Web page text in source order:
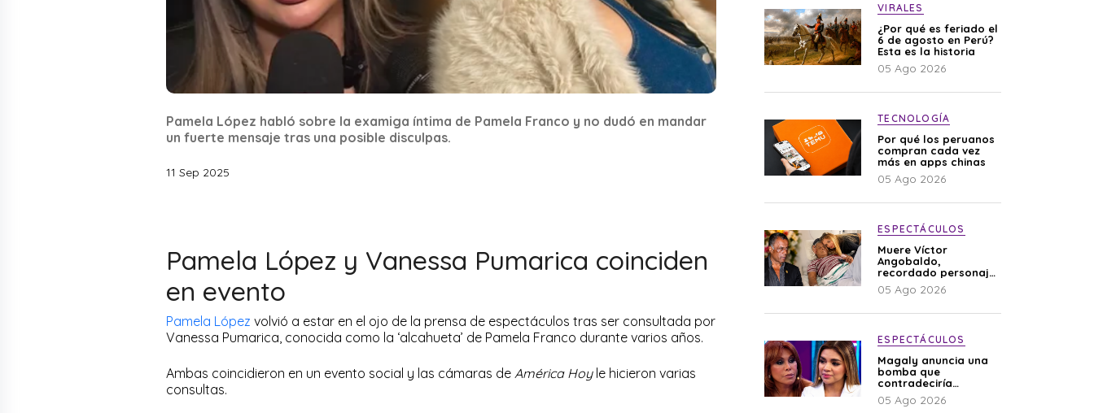
Pamela López habló sobre la examiga íntima de Pamela Franco y no dudó en mandar
un fuerte mensaje tras una posible disculpas.
11 Sep 2025
Pamela López y Vanessa Pumarica coinciden
en evento
Pamela López volvió a estar en el ojo de la prensa de espectáculos tras ser consultada por
Vanessa Pumarica, conocida como la ‘alcahueta’ de Pamela Franco durante varios años.
Ambas coincidieron en un evento social y las cámaras de América Hoyle hicieron varias
consultas.
VIRALES
¿Por qué es feriado el
6 de agosto en Perú?
Esta es la historia
05 Ago 2026
TECNOLOGÍA
Por qué los peruanos
compran cada vez
más en apps chinas
05 Ago 2026
ESPECTÁCULOS
Muere Víctor
Angobaldo,
recordado personaje
de la farándula y
expareja de Shirley
05 Ago 2026
ESPECTÁCULOS
Magaly anuncia una
bomba que
contradeciría
comunicado de La
Bella Luz: “Hay un
05 Ago 2026